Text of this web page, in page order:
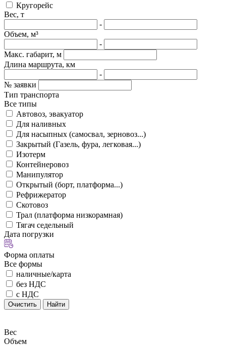
Кругорейс
Вес, т
-
Объем, м³
-
Макс. габарит, м
Длина маршрута, км
-
№ заявки
Тип транспорта
Все типы
Автовоз, эвакуатор
Для наливных
Для насыпных (самосвал, зерновоз...)
Закрытый (Газель, фура, легковая...)
Изотерм
Контейнеровоз
Манипулятор
Открытый (борт, платформа...)
Рефрижератор
Скотовоз
Трал (платформа низкорамная)
Тягач седельный
Дата погрузки
Форма оплаты
Все формы
наличные/карта
без НДС
с НДС
Очистить Найти
Вес
Объем